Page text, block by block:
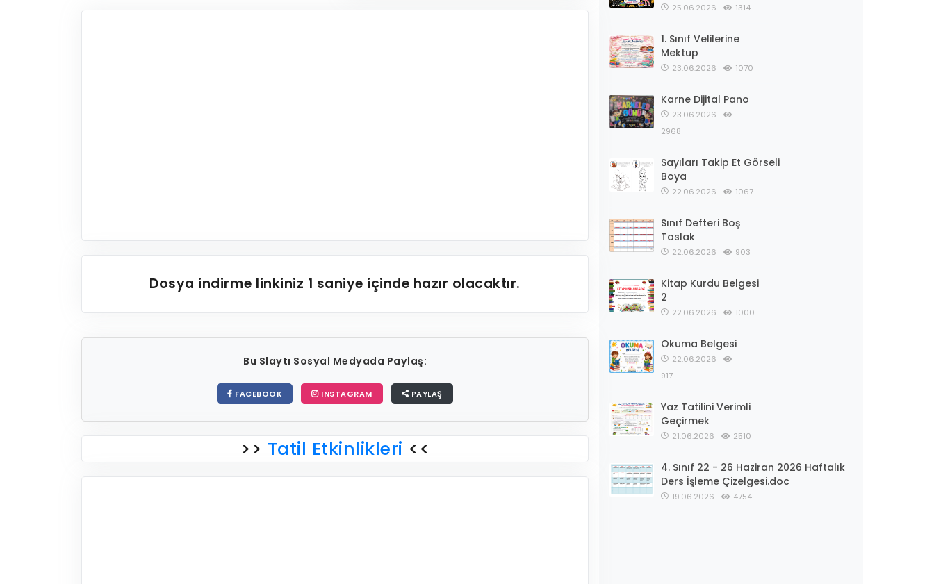
Dosya indirme linkiniz 1 saniye içinde hazır olacaktır.
Bu Slaytı Sosyal Medyada Paylaş:
FACEBOOK INSTAGRAM PAYLAŞ
>> Tatil Etkinlikleri <<
25.06.2026 1314
1. Sınıf Velilerine
Mektup
23.06.2026 1070
Karne Dijital Pano
23.06.2026
2968
Sayıları Takip Et Görseli
Boya
22.06.2026 1067
Sınıf Defteri Boş
Taslak
22.06.2026 903
Kitap Kurdu Belgesi
2
22.06.2026 1000
Okuma Belgesi
22.06.2026
917
Yaz Tatilini Verimli
Geçirmek
21.06.2026 2510
4. Sınıf 22 - 26 Haziran 2026 Haftalık
Ders İşleme Çizelgesi.doc
19.06.2026 4754